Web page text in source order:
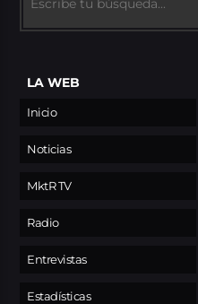
LA WEB
Inicio
Noticias
MktR TV
Radio
Entrevistas
Estadísticas